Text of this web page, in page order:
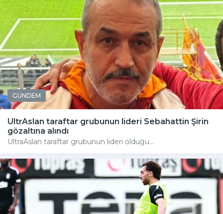
GÜNDEM
UltrAslan taraftar grubunun lideri Sebahattin Şirin
gözaltına alındı
UltraAslan taraftar grubunun lideri olduğu...